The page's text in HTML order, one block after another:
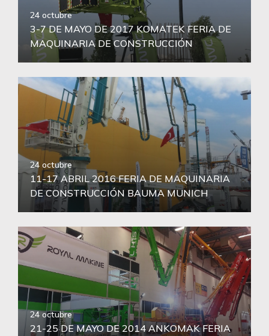
24 octubre
3-7 DE MAYO DE 2017 KOMATEK FERIA DE
MAQUINARIA DE CONSTRUCCIÓN
24 octubre
11-17 ABRIL 2016 FERIA DE MAQUINARIA
DE CONSTRUCCIÓN BAUMA MUNICH
24 octubre
21-25 DE MAYO DE 2014 ANKOMAK FERIA